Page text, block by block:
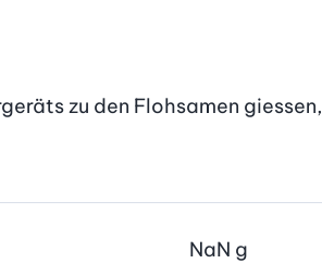
zu den Flohsamen giessen,
NaN g